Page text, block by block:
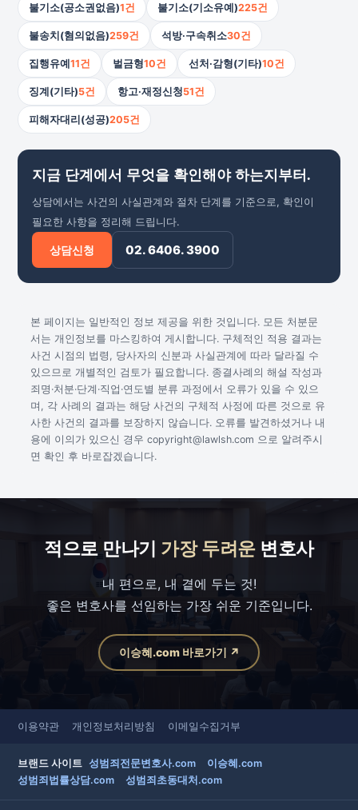
불기소(공소권없음)1건 불기소(기소유예)225건
불송치(혐의없음)259건 석방·구속취소30건
집행유예11건 벌금형10건 선처·감형(기타)10건
징계(기타)5건 항고·재정신청51건
피해자대리(성공)205건
지금 단계에서 무엇을 확인해야 하는지부터.
상담에서는 사건의 사실관계와 절차 단계를 기준으로, 확인이
필요한 사항을 정리해 드립니다.
상담신청 02. 6406. 3900
본 페이지는 일반적인 정보 제공을 위한 것입니다. 모든 처분문
서는 개인정보를 마스킹하여 게시합니다. 구체적인 적용 결과는
사건 시점의 법령, 당사자의 신분과 사실관계에 따라 달라질 수
있으므로 개별적인 검토가 필요합니다. 종결사례의 해설 작성과
죄명·처분·단계·직업·연도별 분류 과정에서 오류가 있을 수 있으
며, 각 사례의 결과는 해당 사건의 구체적 사정에 따른 것으로 유
사한 사건의 결과를 보장하지 않습니다. 오류를 발견하셨거나 내
용에 이의가 있으신 경우 copyright@lawlsh.com 으로 알려주시
면 확인 후 바로잡겠습니다.
적으로 만나기 가장 두려운변호사
내 편으로, 내 곁에 두는 것!
좋은 변호사를 선임하는 가장 쉬운 기준입니다.
이승혜.com 바로가기 ↗
이용약관 개인정보처리방침 이메일수집거부
브랜드 사이트 성범죄전문변호사.com
이승혜.com
성범죄법률상담.com
성범죄초동대처.com